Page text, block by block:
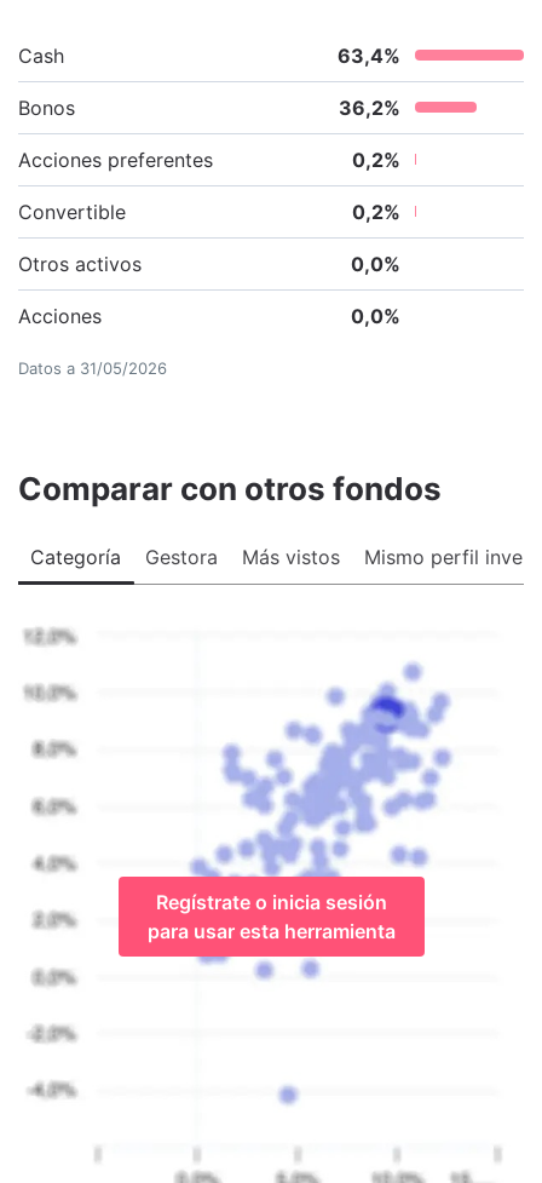
Cash 63,4%
Bonos 36,2%
Acciones preferentes 0,2%
Convertible 0,2%
Otros activos 0,0%
Acciones 0,0%
Datos a 31/05/2026
Comparar con otros fondos
Categoría Gestora Más vistos Mismo perfil
Regístrate o inicia sesión
para usar esta herramienta